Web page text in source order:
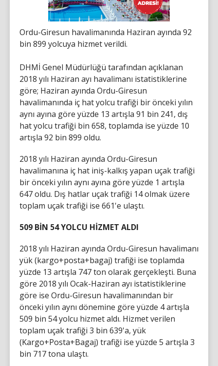
Ordu-Giresun havalimanında Haziran ayında 92
bin 899 yolcuya hizmet verildi.
DHMİ Genel Müdürlüğü tarafından açıklanan
2018 yılı Haziran ayı havalimanı istatistiklerine
göre; Haziran ayında Ordu-Giresun
havalimanında iç hat yolcu trafiği bir önceki yılın
aynı ayına göre yüzde 13 artışla 91 bin 241, dış
hat yolcu trafiği bin 658, toplamda ise yüzde 10
artışla 92 bin 899 oldu.
2018 yılı Haziran ayında Ordu-Giresun
havalimanına iç hat iniş-kalkış yapan uçak trafiği
bir önceki yılın aynı ayına göre yüzde 1 artışla
647 oldu. Dış hatlar uçak trafiği 14 olmak üzere
toplam uçak trafiği ise 661'e ulaştı.
509 BİN 54 YOLCU HİZMET ALDI
2018 yılı Haziran ayında Ordu-Giresun havalimanı
yük (kargo+posta+bagaj) trafiği ise toplamda
yüzde 13 artışla 747 ton olarak gerçekleşti. Buna
göre 2018 yılı Ocak-Haziran ayı istatistiklerine
göre ise Ordu-Giresun havalimanından bir
önceki yılın aynı dönemine göre yüzde 4 artışla
509 bin 54 yolcu hizmet aldı. Hizmet verilen
toplam uçak trafiği 3 bin 639'a, yük
(Kargo+Posta+Bagaj) trafiği ise yüzde 5 artışla 3
bin 717 tona ulaştı.